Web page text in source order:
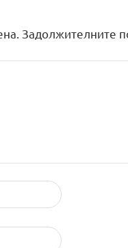
Задолжителните